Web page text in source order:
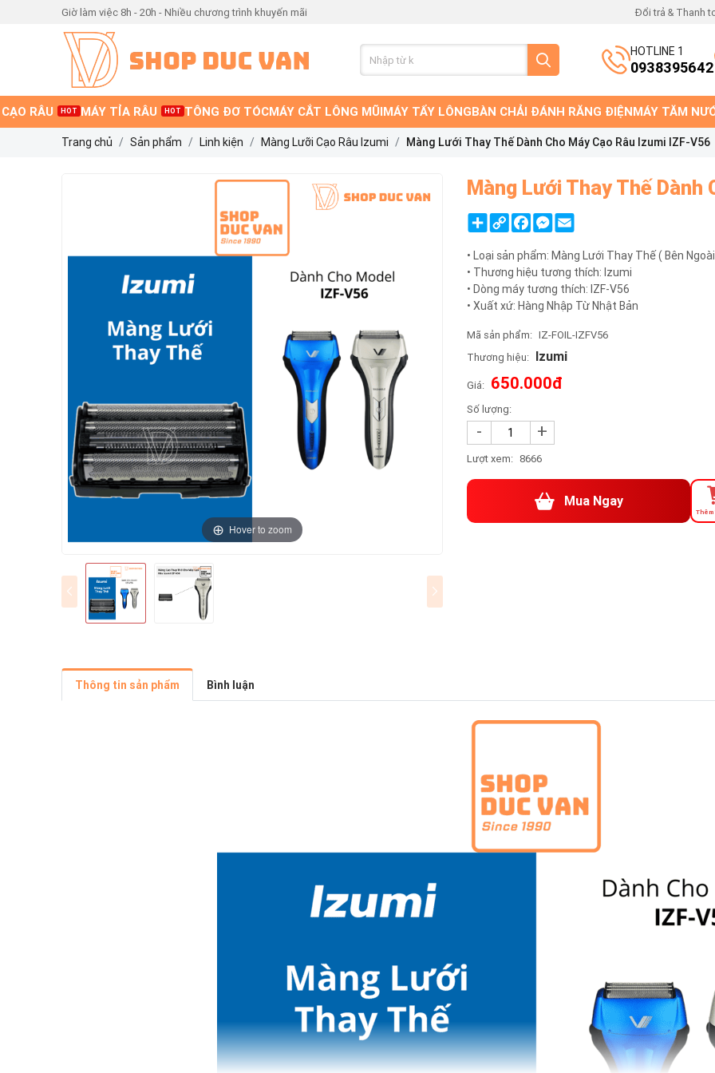
Giờ làm việc 8h - 20h - Nhiều chương trình khuyến mãi Đổi trả & Thanh
HOTLINE 1
0938395642
RÂU HOT MÁY TỈA RÂU HOT TÔNG ĐƠ TÓCMÁY CẮT LÔNG MŨIMÁY TẨY LÔNGBÀN CHẢI ĐÁNH RĂNG ĐIỆNMÁY TĂM
Trang chủ Sản phẩm Linh kiện Màng Lưỡi Cạo Râu Izumi Màng Lưới Thay Thế Dành Cho Máy Cạo Râu Izumi IZF-V56
Hover to zoom
Màng Lưới Thay Thế
ShareCopy
Link
FacebookMessenger
Email
• Loại sản phẩm: Màng Lưới Thay Thế ( Bên
• Thương hiệu tương thích: Izumi
• Dòng máy tương thích: IZF-V56
• Xuất xứ: Hàng Nhập Từ Nhật Bản
Mã sản phẩm: IZ-FOIL-IZFV56
Thương hiệu: Izumi
Giá: 650.000đ
Số lượng:
- +
Lượt xem: 8666
Mua Ngay
Thêm
Thông tin sản phẩm Bình luận